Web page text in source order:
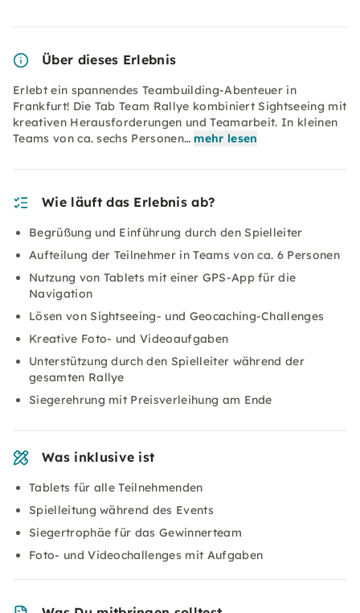
Über dieses Erlebnis
Erlebt ein spannendes Teambuilding-Abenteuer in
Frankfurt! Die Tab Team Rallye kombiniert Sightseeing mit
kreativen Herausforderungen und Teamarbeit. In kleinen
Teams von ca. sechs Personen… mehr lesen
Wie läuft das Erlebnis ab?
Begrüßung und Einführung durch den Spielleiter
Aufteilung der Teilnehmer in Teams von ca. 6 Personen
Nutzung von Tablets mit einer GPS-App für die
Navigation
Lösen von Sightseeing- und Geocaching-Challenges
Kreative Foto- und Videoaufgaben
Unterstützung durch den Spielleiter während der
gesamten Rallye
Siegerehrung mit Preisverleihung am Ende
Was inklusive ist
Tablets für alle Teilnehmenden
Spielleitung während des Events
Siegertrophäe für das Gewinnerteam
Foto- und Videochallenges mit Aufgaben